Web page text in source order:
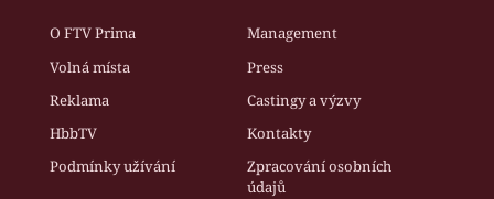
O FTV Prima
Management
Volná místa
Press
Reklama
Castingy a výzvy
HbbTV
Kontakty
Podmínky užívání
Zpracování osobních
údajů